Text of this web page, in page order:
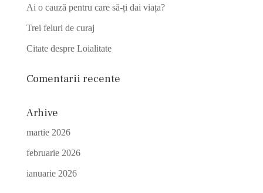
Ai o cauză pentru care să-ți dai viața?
Trei feluri de curaj
Citate despre Loialitate
Comentarii recente
Arhive
martie 2026
februarie 2026
ianuarie 2026